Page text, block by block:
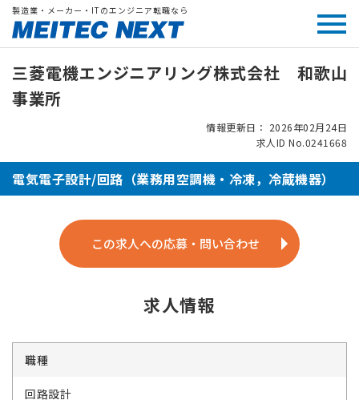
製造業・メーカー・ITのエンジニア転職なら
三菱電機エンジニアリング株式会社 和歌山
事業所
情報更新日： 2026年02月24日
求人ID No.0241668
電気電子設計/回路（業務用空調機・冷凍，冷蔵機器）
この求人への応募・問い合わせ
求人情報
職種
回路設計